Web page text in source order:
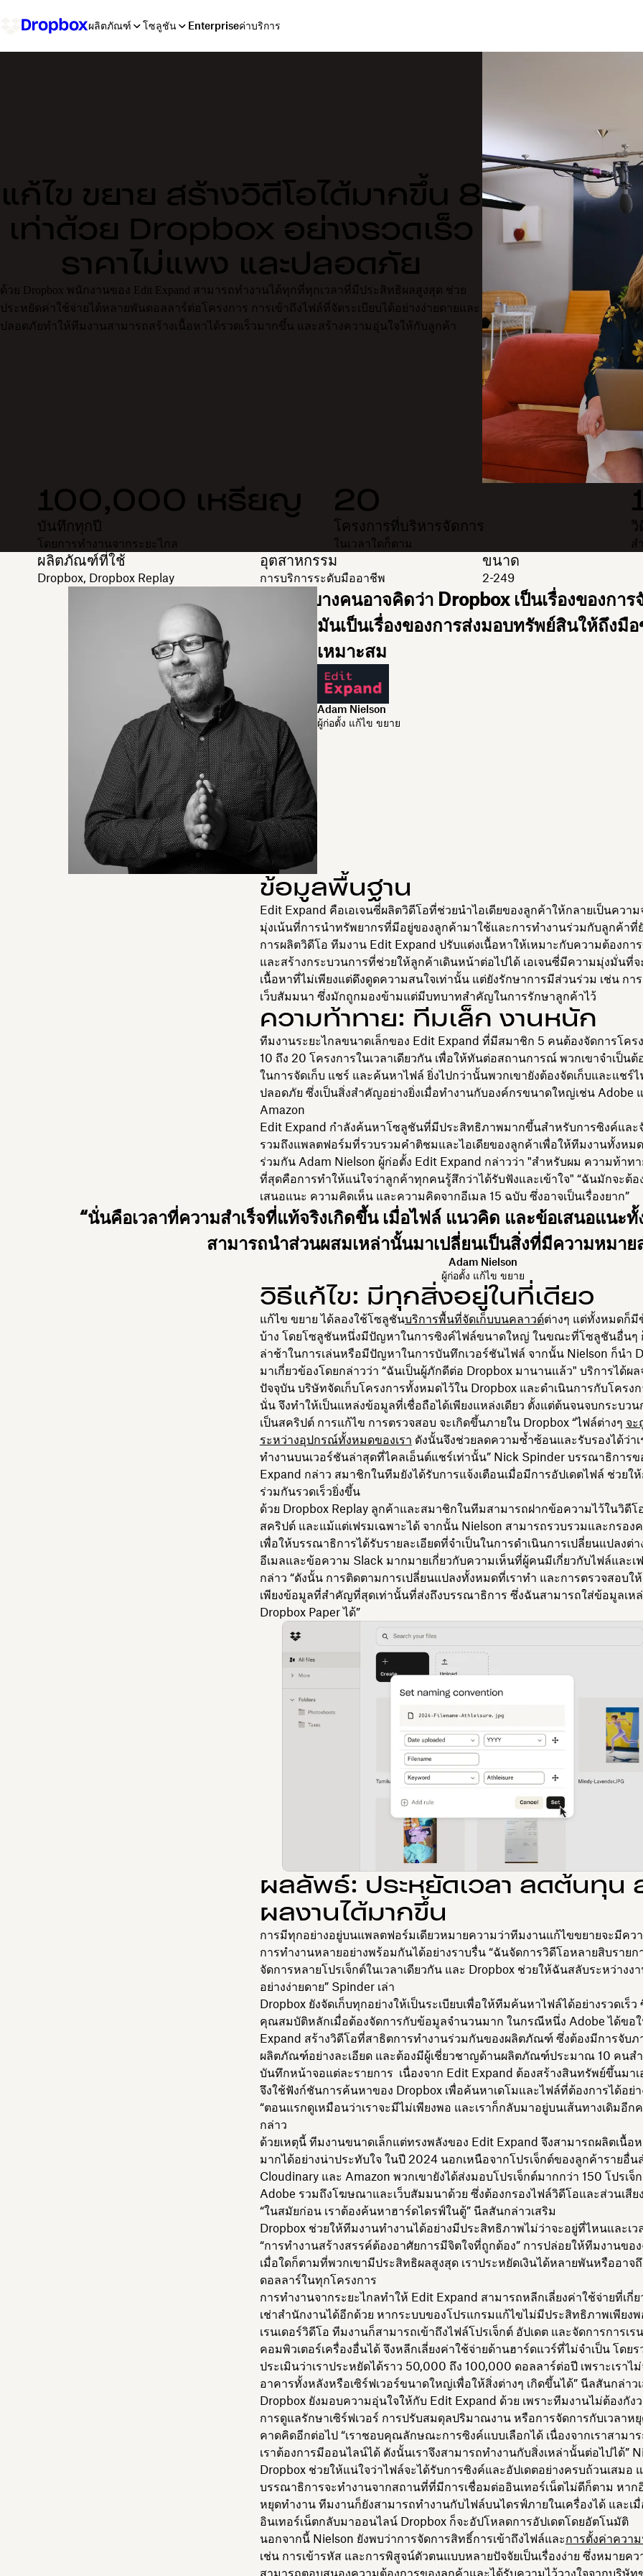
ผลิตภัณฑ์ โซลูชัน Enterpriseค่าบริการ
แก้ไข ขยาย สร้างวิดีโอได้มากขึ้น 8
เท่าด้วย Dropbox อย่างรวดเร็ว
ราคาไม่แพง และปลอดภัย
ด้วย Dropbox พนักงานของ Edit Expand สามารถทำงานได้ทุกที่ทุกเวลาที่มีประสิทธิผลสูงสุด ช่วย
ประหยัดค่าใช้จ่ายได้หลายพันดอลลาร์ต่อโครงการ การเข้าถึงไฟล์ที่จัดระเบียบได้อย่างง่ายดายและ
ปลอดภัยทำให้ทีมงานสามารถสร้างเนื้อหาได้รวดเร็วมากขึ้น และสร้างความอุ่นใจให้กับลูกค้า
100,000 เหรียญ
บันทึกทุกปี
โดยการทำงานจากระยะไกล
20
โครงการที่บริหารจัดการ
ในเวลาใดก็ตาม ส
ผลิตภัณฑ์ที่ใช้
Dropbox, Dropbox Replay
อุตสาหกรรม
การบริการระดับมืออาชีพ
ขนาด
2-249
บางคนอาจคิดว่า Dropbox เป็นเรื่องของกา
มันเป็นเรื่องของการส่งมอบทรัพย์สินให้ถึงมื
เหมาะสม
Adam Nielson
ผู้ก่อตั้ง แก้ไข ขยาย
ข้อมูลพื้นฐาน
Edit Expand คือเอเจนซี่ผลิตวิดีโอที่ช่วยนำไอเดียของลูกค้าให้กลายเป็นความ
มุ่งเน้นที่การนำทรัพยากรที่มีอยู่ของลูกค้ามาใช้และการทำงานร่วมกับลูกค้าที่
การผลิตวิดีโอ ทีมงาน Edit Expand ปรับแต่งเนื้อหาให้เหมาะกับความต้องกา
และสร้างกระบวนการที่ช่วยให้ลูกค้าเดินหน้าต่อไปได้ เอเจนซี่มีความมุ่งมั่นที่
เนื้อหาที่ไม่เพียงแต่ดึงดูดความสนใจเท่านั้น แต่ยังรักษาการมีส่วนร่วม เช่น กา
เว็บสัมมนา ซึ่งมักถูกมองข้ามแต่มีบทบาทสำคัญในการรักษาลูกค้าไว้
ความท้าทาย: ทีมเล็ก งานหนัก
ทีมงานระยะไกลขนาดเล็กของ Edit Expand ที่มีสมาชิก 5 คนต้องจัดการโคร
10 ถึง 20 โครงการในเวลาเดียวกัน เพื่อให้ทันต่อสถานการณ์ พวกเขาจำเป็นต้
ในการจัดเก็บ แชร์ และค้นหาไฟล์ ยิ่งไปกว่านั้นพวกเขายังต้องจัดเก็บและแชร์
ปลอดภัย ซึ่งเป็นสิ่งสำคัญอย่างยิ่งเมื่อทำงานกับองค์กรขนาดใหญ่เช่น Adobe
Amazon
Edit Expand กำลังค้นหาโซลูชันที่มีประสิทธิภาพมากขึ้นสำหรับการซิงค์และ
รวมถึงแพลตฟอร์มที่รวบรวมคำติชมและไอเดียของลูกค้าเพื่อให้ทีมงานทั้งหม
ร่วมกัน Adam Nielson ผู้ก่อตั้ง Edit Expand กล่าวว่า "สำหรับผม ความท้าท
ที่สุดคือการทำให้แน่ใจว่าลูกค้าทุกคนรู้สึกว่าได้รับฟังและเข้าใจ" “ฉันมักจะต้อ
เสนอแนะ ความคิดเห็น และความคิดจากอีเมล 15 ฉบับ ซึ่งอาจเป็นเรื่องยาก”
“นั่นคือเวลาที่ความสำเร็จที่แท้จริงเกิดขึ้น เมื่อไฟล์ แนวคิด และข้อเสนอแนะ
สามารถนำส่วนผสมเหล่านั้นมาเปลี่ยนเป็นสิ่งที่มีความหมาย
Adam Nielson
ผู้ก่อตั้ง แก้ไข ขยาย
วิธีแก้ไข: มีทุกสิ่งอยู่ในที่เดียว
แก้ไข ขยาย ได้ลองใช้โซลูชันบริการพื้นที่จัดเก็บบนคลาวด์ต่างๆ แต่ทั้งหมดก็มี
บ้าง โดยโซลูชันหนึ่งมีปัญหาในการซิงค์ไฟล์ขนาดใหญ่ ในขณะที่โซลูชันอื่นๆ
ล่าช้าในการเล่นหรือมีปัญหาในการบันทึกเวอร์ชันไฟล์ จากนั้น Nielson ก็นำ
มาเกี่ยวข้องโดยกล่าวว่า “ฉันเป็นผู้ภักดีต่อ Dropbox มานานแล้ว" บริการได้ผล
ปัจจุบัน บริษัทจัดเก็บโครงการทั้งหมดไว้ใน Dropbox และดำเนินการกับโครง
นั่น จึงทำให้เป็นแหล่งข้อมูลที่เชื่อถือได้เพียงแหล่งเดียว ตั้งแต่ต้นจนจบกระบวน
เป็นสคริปต์ การแก้ไข การตรวจสอบ จะเกิดขึ้นภายใน Dropbox “ไฟล์ต่างๆ จะ
ระหว่างอุปกรณ์ทั้งหมดของเรา ดังนั้นจึงช่วยลดความซ้ำซ้อนและรับรองได้ว่า
ทำงานบนเวอร์ชันล่าสุดที่ไคลเอ็นต์แชร์เท่านั้น” Nick Spinder บรรณาธิการข
Expand กล่าว สมาชิกในทีมยังได้รับการแจ้งเตือนเมื่อมีการอัปเดตไฟล์ ช่วยใ
ร่วมกันรวดเร็วยิ่งขึ้น
ด้วย Dropbox Replay ลูกค้าและสมาชิกในทีมสามารถฝากข้อความไว้ในวิดีโ
สคริปต์ และแม้แต่เฟรมเฉพาะได้ จากนั้น Nielson สามารถรวบรวมและกรอง
เพื่อให้บรรณาธิการได้รับรายละเอียดที่จำเป็นในการดำเนินการเปลี่ยนแปลงต่า
อีเมลและข้อความ Slack มากมายเกี่ยวกับความเห็นที่ผู้คนมีเกี่ยวกับไฟล์และเฟ
กล่าว “ดังนั้น การติดตามการเปลี่ยนแปลงทั้งหมดที่เราทำ และการตรวจสอบใ
เพียงข้อมูลที่สำคัญที่สุดเท่านั้นที่ส่งถึงบรรณาธิการ ซึ่งฉันสามารถใส่ข้อมูลเห
Dropbox Paper ได้”
ผลลัพธ์: ประหยัดเวลา ลดต้นทุน
ผลงานได้มากขึ้น
การมีทุกอย่างอยู่บนแพลตฟอร์มเดียวหมายความว่าทีมงานแก้ไขขยายจะมีคว
การทำงานหลายอย่างพร้อมกันได้อย่างราบรื่น “ฉันจัดการวิดีโอหลายสิบรายก
จัดการหลายโปรเจ็กต์ในเวลาเดียวกัน และ Dropbox ช่วยให้ฉันสลับระหว่างง
อย่างง่ายดาย” Spinder เล่า
Dropbox ยังจัดเก็บทุกอย่างให้เป็นระเบียบเพื่อให้ทีมค้นหาไฟล์ได้อย่างรวดเร็ว
คุณสมบัติหลักเมื่อต้องจัดการกับข้อมูลจำนวนมาก ในกรณีหนึ่ง Adobe ได้ขอ
Expand สร้างวิดีโอที่สาธิตการทำงานร่วมกันของผลิตภัณฑ์ ซึ่งต้องมีการจับ
ผลิตภัณฑ์อย่างละเอียด และต้องมีผู้เชี่ยวชาญด้านผลิตภัณฑ์ประมาณ 10 คนส
บันทึกหน้าจอแต่ละรายการ เนื่องจาก Edit Expand ต้องสร้างสินทรัพย์ขึ้นมาเ
จึงใช้ฟังก์ชันการค้นหาของ Dropbox เพื่อค้นหาเดโมและไฟล์ที่ต้องการได้อย่า
“ตอนแรกดูเหมือนว่าเราจะมีไม่เพียงพอ และเราก็กลับมาอยู่บนเส้นทางเดิมอีกค
กล่าว
ด้วยเหตุนี้ ทีมงานขนาดเล็กแต่ทรงพลังของ Edit Expand จึงสามารถผลิตเนื้อ
มากได้อย่างน่าประทับใจ ในปี 2024 นอกเหนือจากโปรเจ็กต์ของลูกค้ารายอื่น
Cloudinary และ Amazon พวกเขายังได้ส่งมอบโปรเจ็กต์มากกว่า 150 โปรเจ็
Adobe รวมถึงโฆษณาและเว็บสัมมนาด้วย ซึ่งต้องกรองไฟล์วิดีโอและส่วนเสีย
“ในสมัยก่อน เราต้องค้นหาฮาร์ดไดรฟ์ในตู้” นีลสันกล่าวเสริม
Dropbox ช่วยให้ทีมงานทำงานได้อย่างมีประสิทธิภาพไม่ว่าจะอยู่ที่ไหนและเว
“การทำงานสร้างสรรค์ต้องอาศัยการมีจิตใจที่ถูกต้อง” การปล่อยให้ทีมงานขอ
เมื่อใดก็ตามที่พวกเขามีประสิทธิผลสูงสุด เราประหยัดเงินได้หลายพันหรืออาจ
ดอลลาร์ในทุกโครงการ
การทำงานจากระยะไกลทำให้ Edit Expand สามารถหลีกเลี่ยงค่าใช้จ่ายที่เกี่
เช่าสำนักงานได้อีกด้วย หากระบบของโปรแกรมแก้ไขไม่มีประสิทธิภาพเพียง
เรนเดอร์วิดีโอ ทีมงานก็สามารถเข้าถึงไฟล์โปรเจ็กต์ อัปเดต และจัดการการเร
คอมพิวเตอร์เครื่องอื่นได้ จึงหลีกเลี่ยงค่าใช้จ่ายด้านฮาร์ดแวร์ที่ไม่จำเป็น โดย
ประเมินว่าเราประหยัดได้ราว 50,000 ถึง 100,000 ดอลลาร์ต่อปี เพราะเราไ
อาคารทั้งหลังหรือเซิร์ฟเวอร์ขนาดใหญ่เพื่อให้สิ่งต่างๆ เกิดขึ้นได้” นีลสันกล่าว
Dropbox ยังมอบความอุ่นใจให้กับ Edit Expand ด้วย เพราะทีมงานไม่ต้องกัง
การดูแลรักษาเซิร์ฟเวอร์ การปรับสมดุลปริมาณงาน หรือการจัดการกับเวลาห
คาดคิดอีกต่อไป “เราชอบคุณลักษณะการซิงค์แบบเลือกได้ เนื่องจากเราสามา
เราต้องการมีออนไลน์ได้ ดังนั้นเราจึงสามารถทำงานกับสิ่งเหล่านั้นต่อไปได้”
Dropbox ช่วยให้แน่ใจว่าไฟล์จะได้รับการซิงค์และอัปเดตอย่างครบถ้วนเสมอ
บรรณาธิการจะทำงานจากสถานที่ที่มีการเชื่อมต่ออินเทอร์เน็ตไม่ดีก็ตาม หาก
หยุดทำงาน ทีมงานก็ยังสามารถทำงานกับไฟล์บนไดรฟ์ภายในเครื่องได้ และเ
อินเทอร์เน็ตกลับมาออนไลน์ Dropbox ก็จะอัปโหลดการอัปเดตโดยอัตโนมัติ
นอกจากนี้ Nielson ยังพบว่าการจัดการสิทธิ์การเข้าถึงไฟล์และการตั้งค่าควา
เช่น การเข้ารหัส และการพิสูจน์ตัวตนแบบหลายปัจจัยเป็นเรื่องง่าย ซึ่งหมายค
สามารถตอบสนองความต้องการของลูกค้าและได้รับความไว้วางใจจากบริษั